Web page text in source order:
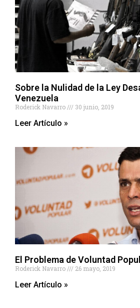
Sobre la Nulidad de la Ley
Venezuela
Roderick Navarro 30 junio, 2019
Leer Artículo »
El Problema de Voluntad
Roderick Navarro 26 mayo, 2019
Leer Artículo »